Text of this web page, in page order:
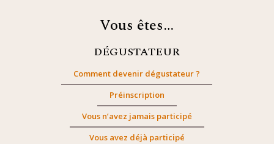
Vous êtes…
DÉGUSTATEUR
Comment devenir dégustateur ?
Préinscription
Vous n’avez jamais participé
Vous avez déjà participé